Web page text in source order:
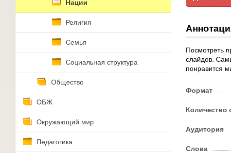
Нации
Религия
Семья
Социальная структура
Общество
ОБЖ
Окружающий мир
Педагогика
Посмотреть
слайдов.
понравится
Формат
Количество
Аудитория
Слова